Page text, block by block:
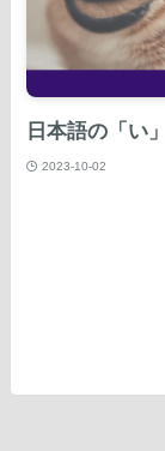
日本語の「い
2023-10-02